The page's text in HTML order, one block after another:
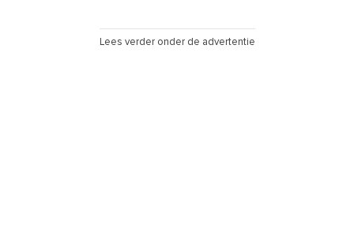
Lees verder onder de advertentie